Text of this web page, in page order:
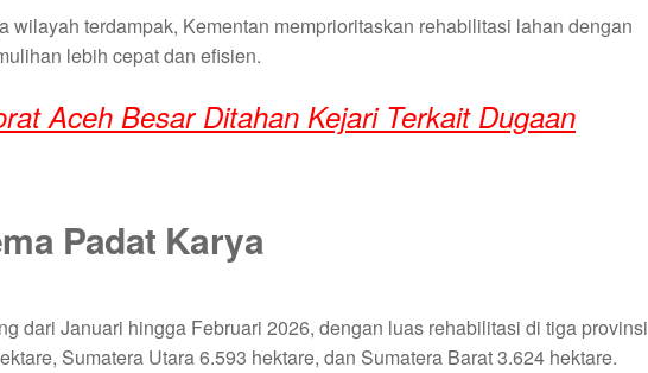
terdampak, Kementan memprioritaskan rehabilitasi lahan dengan
lebih cepat dan efisien.
Aceh Besar Ditahan Kejari Terkait Dugaan
Padat Karya
dari Januari hingga Februari 2026, dengan luas rehabilitasi di tiga provinsi
Sumatera Utara 6.593 hektare, dan Sumatera Barat 3.624 hektare.